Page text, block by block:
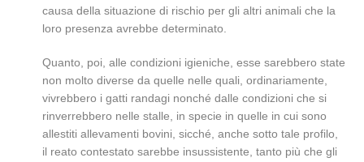
causa della situazione di rischio per gli altri animali che la
loro presenza avrebbe determinato.
Quanto, poi, alle condizioni igieniche, esse sarebbero state
non molto diverse da quelle nelle quali, ordinariamente,
vivrebbero i gatti randagi nonché dalle condizioni che si
rinverrebbero nelle stalle, in specie in quelle in cui sono
allestiti allevamenti bovini, sicché, anche sotto tale profilo,
il reato contestato sarebbe insussistente, tanto più che gli